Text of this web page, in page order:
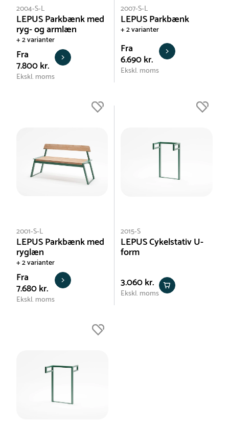
2004-S-L
LEPUS Parkbænk med
ryg- og armlæn
+ 2 varianter
Fra
7.800 kr.
Ekskl. moms
2007-S-L
LEPUS Parkbænk
+ 2 varianter
Fra
6.690 kr.
Ekskl. moms
2001-S-L
LEPUS Parkbænk med
ryglæn
+ 2 varianter
Fra
7.680 kr.
Ekskl. moms
2015-S
LEPUS Cykelstativ U-
form
3.060 kr.
Ekskl. moms